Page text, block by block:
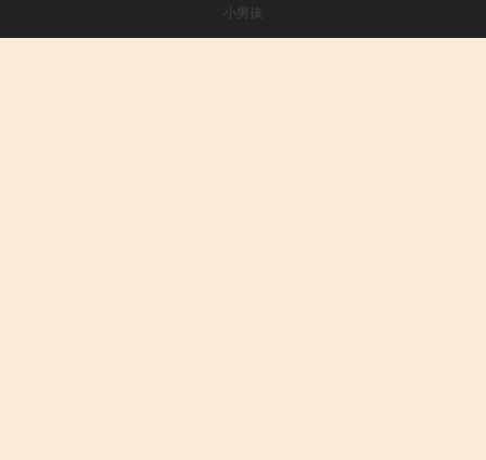
小男孩